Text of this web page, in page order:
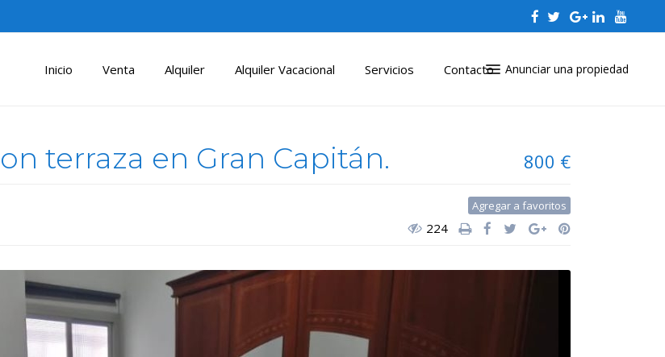
Anunciar una propiedad
Inicio Venta Alquiler Alquiler Vacacional Servicios Contacto
terraza en Gran Capitán. 800 €
Agregar a favoritos
224